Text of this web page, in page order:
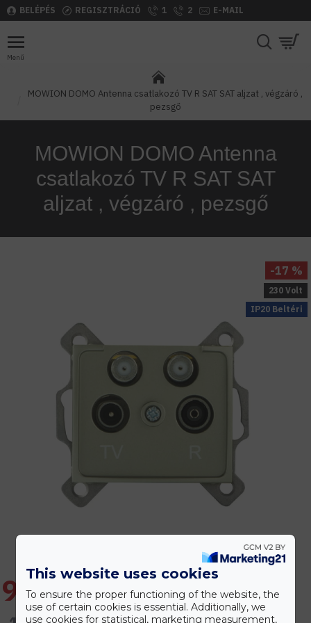
BELÉPÉS REGISZTRÁCIÓ 1 2 E-MAIL
MOWION DOMO Antenna csatlakozó TV R SAT SAT aljzat , végzáró ,
pezsgő
MOWION DOMO Antenna
csatlakozó TV R SAT SAT
aljzat , végzáró , pezsgő
IP20 Beltéri
230 Volt
-17 %
9.783 Ft
This website uses cookies
To ensure the proper functioning of the website, the
use of certain cookies is essential. Additionally, we
use cookies for statistical, marketing measurement,